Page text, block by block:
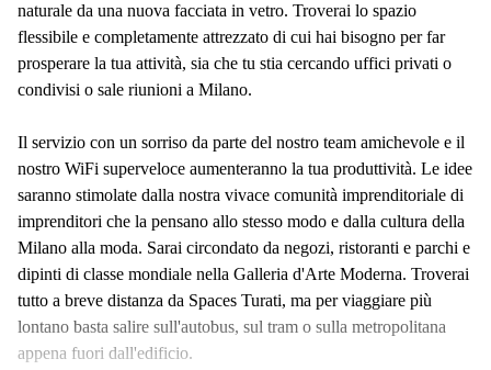
naturale da una nuova facciata in vetro. Troverai lo spazio
flessibile e completamente attrezzato di cui hai bisogno per far
prosperare la tua attività, sia che tu stia cercando uffici privati ​​o
condivisi o sale riunioni a Milano.
Il servizio con un sorriso da parte del nostro team amichevole e il
nostro WiFi superveloce aumenteranno la tua produttività. Le idee
saranno stimolate dalla nostra vivace comunità imprenditoriale di
imprenditori che la pensano allo stesso modo e dalla cultura della
Milano alla moda. Sarai circondato da negozi, ristoranti e parchi e
dipinti di classe mondiale nella Galleria d'Arte Moderna. Troverai
tutto a breve distanza da Spaces Turati, ma per viaggiare più
lontano basta salire sull'autobus, sul tram o sulla metropolitana
appena fuori dall'edificio.